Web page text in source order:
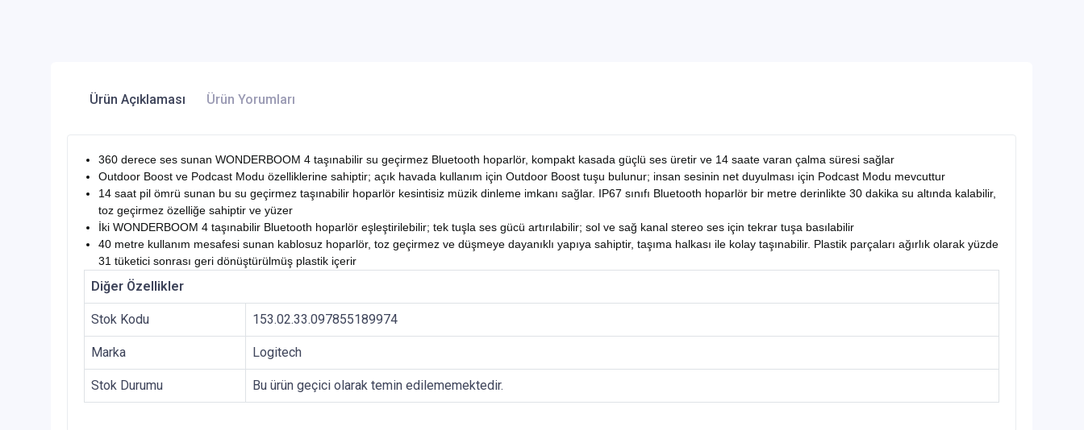
Ürün Açıklaması Ürün Yorumları
360 derece ses sunan WONDERBOOM 4 taşınabilir su geçirmez Bluetooth hoparlör, kompakt kasada güçlü ses üretir ve 14 saate varan çalma süresi sağlar
Outdoor Boost ve Podcast Modu özelliklerine sahiptir; açık havada kullanım için Outdoor Boost tuşu bulunur; insan sesinin net duyulması için Podcast Modu mevcuttur
14 saat pil ömrü sunan bu su geçirmez taşınabilir hoparlör kesintisiz müzik dinleme imkanı sağlar. IP67 sınıfı Bluetooth hoparlör bir metre derinlikte 30 dakika su altında kalabilir,
toz geçirmez özelliğe sahiptir ve yüzer
İki WONDERBOOM 4 taşınabilir Bluetooth hoparlör eşleştirilebilir; tek tuşla ses gücü artırılabilir; sol ve sağ kanal stereo ses için tekrar tuşa basılabilir
40 metre kullanım mesafesi sunan kablosuz hoparlör, toz geçirmez ve düşmeye dayanıklı yapıya sahiptir, taşıma halkası ile kolay taşınabilir. Plastik parçaları ağırlık olarak yüzde
31 tüketici sonrası geri dönüştürülmüş plastik içerir
Diğer Özellikler
Stok Kodu 153.02.33.097855189974
Marka Logitech
Stok Durumu Bu ürün geçici olarak temin edilememektedir.